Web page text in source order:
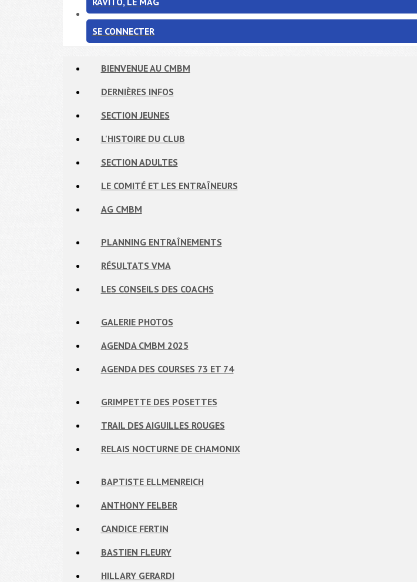
SE CONNECTER
BIENVENUE AU CMBM
DERNIÈRES INFOS
SECTION JEUNES
L'HISTOIRE DU CLUB
SECTION ADULTES
LE COMITÉ ET LES ENTRAÎNEURS
AG CMBM
PLANNING ENTRAÎNEMENTS
RÉSULTATS VMA
LES CONSEILS DES COACHS
GALERIE PHOTOS
AGENDA CMBM 2025
AGENDA DES COURSES 73 ET 74
GRIMPETTE DES POSETTES
TRAIL DES AIGUILLES ROUGES
RELAIS NOCTURNE DE CHAMONIX
BAPTISTE ELLMENREICH
ANTHONY FELBER
CANDICE FERTIN
BASTIEN FLEURY
HILLARY GERARDI